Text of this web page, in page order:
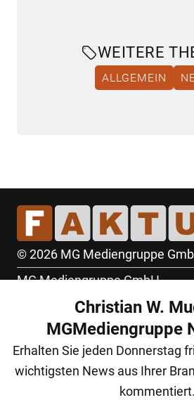
WEITERE
ALLGEMEIN
© 2026 MG Mediengruppe
MG Mediengruppe GmbH
Burgring 1/7
1010 Wien
+43 (1) 522 14 14
office@mgmedien.at
Christian W.
MGMediengruppe
Erhalten Sie jeden Donnerstag
wichtigsten News aus Ihrer
kommentiert.